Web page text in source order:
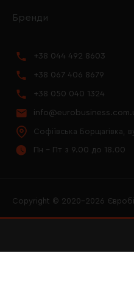
Бренди
+38 044 492 8603
+38 067 406 8679
+38 050 040 1324
Софіївська Борщагівка,
Пн - Пт з 9.00 до 18.00
Copyright © 2020–2026
LOGO ЄВРОБІЗНЕС